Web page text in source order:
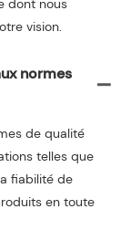
dont nous
vision.
normes
de qualité
telles que
fiabilité de
en toute